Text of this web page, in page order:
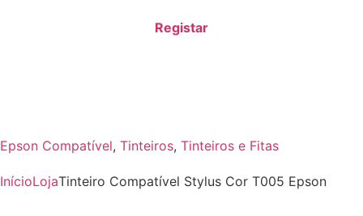
Registar
Epson Compatível, Tinteiros, Tinteiros e Fitas
InícioLojaTinteiro Compatível Stylus Cor T005 Epson